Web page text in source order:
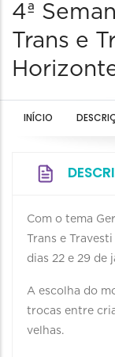
4ª
Trans e
INÍCIO
Com o tema
Trans e
dias 22 e 29 de
A escolha do
trocas entre
velhas.